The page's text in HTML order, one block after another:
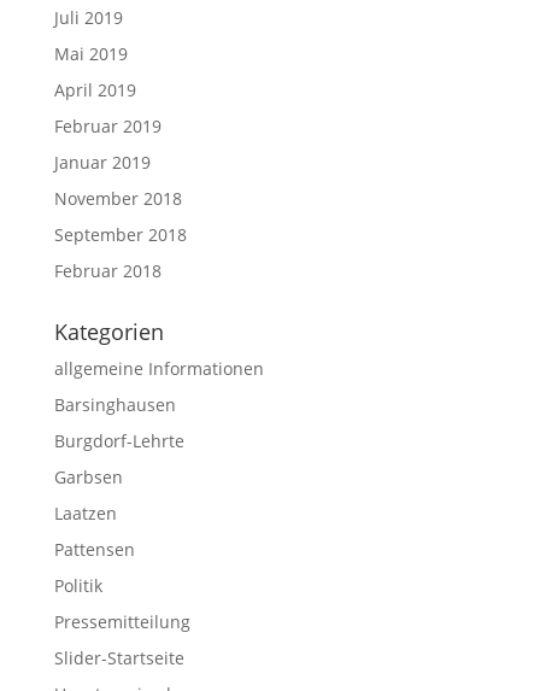
Juli 2019
Mai 2019
April 2019
Februar 2019
Januar 2019
November 2018
September 2018
Februar 2018
Kategorien
allgemeine Informationen
Barsinghausen
Burgdorf-Lehrte
Garbsen
Laatzen
Pattensen
Politik
Pressemitteilung
Slider-Startseite